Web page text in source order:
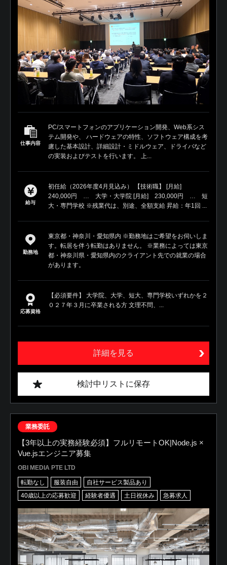
仕事内容
PC/スマートフォンのアプリケーション開発、Web系シス
テム開発や、 ハードウェアの特性、ソフトウェア構成を考
慮した基本設計、詳細設計・ミドルウェア、ドライバなど
の実装およびテストを行います。 上...
給与
初任給（2026年度4月見込み） 【技術職】 [月給]
240,000円 … 大学・大学院 [月給] 230,000円 … 短
大・専門学校 ※残業代は、別途、全額支給 昇給：年1回 ...
勤務地
東京都・神奈川・愛知県内 ※勤務地はご希望をお伺いしま
す。転居を伴う転勤はありません。 ※業務によっては東京
都・神奈川県・愛知県内のクライアント先での就業の場合
があります。
応募資格
【必須要件】 大学院、大学、短大、専門学校いずれかを２
０２７年３月に卒業される方 文理不問、...
詳細を見る
検討中リストに保存
業務委託
【3年以上の実務経験必須】フルリモートOK|Node.js ×
Vue.jsエンジニア募集
OBI MEDIA PTE LTD
転勤なし 服装自由
自社サービス製品あり
40歳以上の応募歓迎
経験者優遇 土日祝休み 急募求人